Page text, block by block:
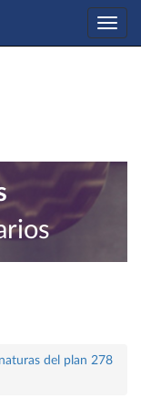
del plan 278